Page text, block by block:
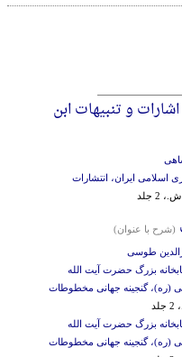
و تنبیهات ابن
اسلامی ایران، انتشارات
(شرح با عنوان)
طوسی
بزرگ حضرت آیت الله
(ره)، گنجینه جهانی مخطوطات
بزرگ حضرت آیت الله
(ره)، گنجینه جهانی مخطوطات